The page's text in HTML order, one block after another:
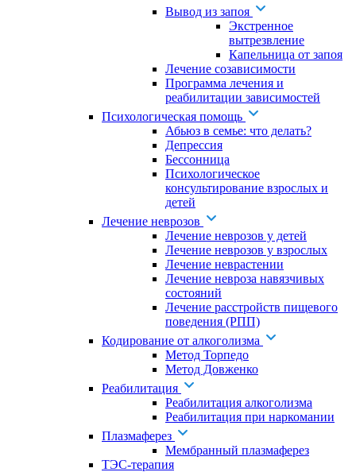
Вывод из запоя
Экстренное
вытрезвление
Капельница от запоя
Лечение созависимости
Программа лечения и
реабилитации зависимостей
Психологическая помощь
Абьюз в семье: что делать?
Депрессия
Бессонница
Психологическое
консультирование взрослых и
детей
Лечение неврозов
Лечение неврозов у детей
Лечение неврозов у взрослых
Лечение неврастении
Лечение невроза навязчивых
состояний
Лечение расстройств пищевого
поведения (РПП)
Кодирование от алкоголизма
Метод Торпедо
Метод Довженко
Реабилитация
Реабилитация алкоголизма
Реабилитация при наркомании
Плазмаферез
Мембранный плазмаферез
ТЭС-терапия